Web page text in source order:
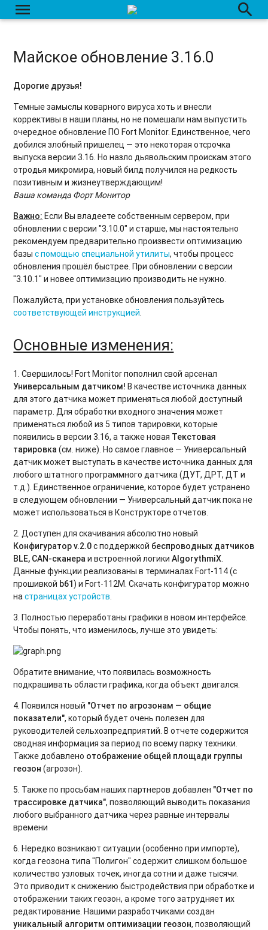
menu search
Майское обновление 3.16.0
Дорогие друзья!
Темные замыслы коварного вируса хоть и внесли
коррективы в наши планы, но не помешали нам выпустить
очередное обновление ПО Fort Monitor. Единственное, чего
добился злобный пришелец — это некоторая отсрочка
выпуска версии 3.16. Но назло дьявольским проискам этого
отродья микромира, новый билд получился на редкость
позитивным и жизнеутверждающим!
Ваша команда Форт Монитор
Важно: Если Вы владеете собственным сервером, при
обновлении с версии "3.10.0" и старше, мы настоятельно
рекомендуем предварительно произвести оптимизацию
базыс помощью специальной утилиты, чтобы процесс
обновления прошёл быстрее. При обновлении с версии
"3.10.1" и новее оптимизацию производить не нужно.
Пожалуйста, при установке обновления пользуйтесь
соответствующей инструкцией.
Основные изменения:
1. Свершилось! Fort Monitor пополнил свой арсенал
Универсальным датчиком! В качестве источника данных
для этого датчика может применяться любой доступный
параметр. Для обработки входного значения может
применяться любой из 5 типов тарировки, которые
появились в версии 3.16, а также новая Текстовая
тарировка(см. ниже). Но самое главное — Универсальный
датчик может выступать в качестве источника данных для
любого штатного программного датчика (ДУТ, ДРТ, ДТ и
т.д.). Единственное ограничение, которое будет устранено
в следующем обновлении — Универсальный датчик пока не
может использоваться в Конструкторе отчетов.
2. Доступен для скачивания абсолютно новый
Конфигуратор v.2.0с поддержкой беспроводных датчиков
BLE, CAN-сканераи встроенной логикиAlgorythmiX.
Данные функции реализованы в терминалах Fort-114 (с
прошивкой b61) и Fort-112М. Скачать конфигуратор можно
настраницах устройств.
3. Полностью переработаны графики в новом интерфейсе.
Чтобы понять, что изменилось, лучше это увидеть:
Обратите внимание, что появилась возможность
подкрашивать области графика, когда объект двигался.
4. Появился новый "Отчет по агрозонам — общие
показатели", который будет очень полезен для
руководителей сельхозпредприятий. В отчете содержится
сводная информация за период по всему парку техники.
Также добавлено отображение общей площади группы
геозон (агрозон).
5. Также по просьбам наших партнеров добавлен "Отчет по
трассировке датчика", позволяющий выводить показания
любого выбранного датчика через равные интервалы
времени
6. Нередко возникают ситуации (особенно при импорте),
когда геозона типа "Полигон" содержит слишком большое
количество узловых точек, иногда сотни и даже тысячи.
Это приводит к снижению быстродействия при обработке и
отображении таких геозон, а кроме того затрудняет их
редактирование. Нашими разработчиками создан
уникальный алгоритм оптимизации геозон, позволяющий